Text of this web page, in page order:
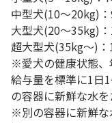
中型犬(10～20kg)
大型犬(20～35kg)
超大型犬(35kg～)
※愛犬の健康状態、
給与量を標準に1日
の容器に新鮮な水
※別の容器に新鮮な